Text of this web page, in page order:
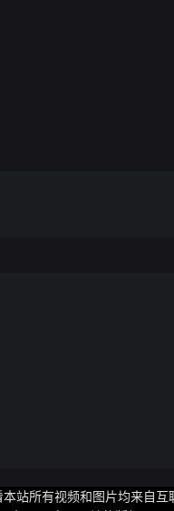
奇葩官司不仅仅如此
网配合两侧能量矩阵前led
单跨最大、桥长最长的过
份是星荣娱乐集团总裁的独
站所有视频和图片均来自